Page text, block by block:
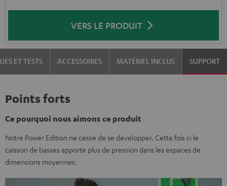
VERS LE PRODUIT
ET TESTS ACCESSOIRES MATÉRIEL INCLUS SUPPORT
Points forts
Ce pourquoi nous aimons ce produit
Notre Power Edition ne cesse de se développer. Cette fois ci le
caisson de basses apporte plus de pression dans les espaces de
dimensions moyennes.